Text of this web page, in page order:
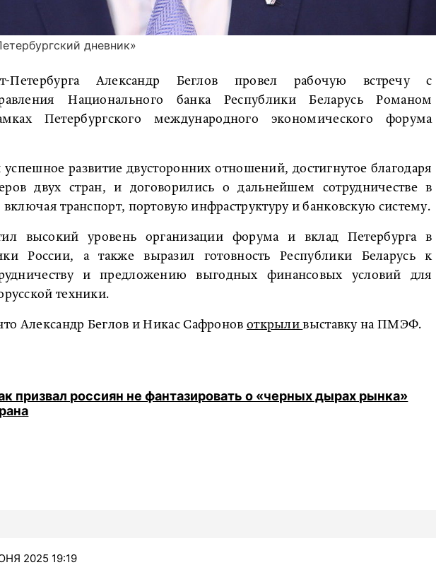
дневник»
Петербурга Александр Беглов провел рабочую встречу с
Национального банка Республики Беларусь Романом
Петербургского международного экономического форума
развитие двусторонних отношений, достигнутое благодаря
двух стран, и договорились о дальнейшем сотрудничестве в
транспорт, портовую инфраструктуру и банковскую систему.
высокий уровень организации форума и вклад Петербурга в
России, а также выразил готовность Республики Беларусь к
и предложению выгодных финансовых условий для
техники.
Александр Беглов и Никас Сафронов открыливыставку на ПМЭФ.
призвал россиян не фантазировать о «черных дырах рынка»
2025 19:19